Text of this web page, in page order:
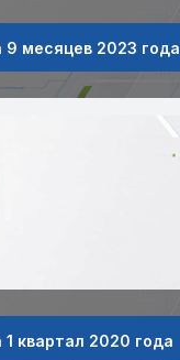
9 месяцев 2023 года
1 квартал 2020 года